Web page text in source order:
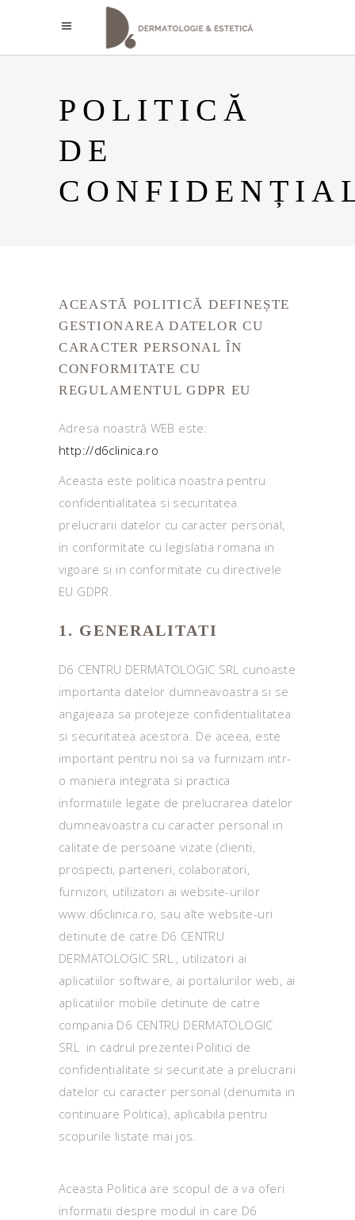
POLITICĂ
DE
ACEASTĂ POLITICĂ DEFINEȘTE
GESTIONAREA DATELOR CU
CARACTER PERSONAL ÎN
CONFORMITATE CU
REGULAMENTUL GDPR EU
Adresa noastră WEB este:
http://d6clinica.ro
Aceasta este politica noastra pentru
confidentialitatea si securitatea
prelucrarii datelor cu caracter personal,
in conformitate cu legislatia romana in
vigoare si in conformitate cu directivele
EU GDPR.
1. GENERALITATI
D6 CENTRU DERMATOLOGIC SRL cunoaste
importanta datelor dumneavoastra si se
angajeaza sa protejeze confidentialitatea
si securitatea acestora. De aceea, este
important pentru noi sa va furnizam intr-
o maniera integrata si practica
informatiile legate de prelucrarea datelor
dumneavoastra cu caracter personal in
calitate de persoane vizate (clienti,
prospecti, parteneri, colaboratori,
furnizori, utilizatori ai website-urilor
www.d6clinica.ro, sau alte website-uri
detinute de catre D6 CENTRU
DERMATOLOGIC SRL , utilizatori ai
aplicatiilor software, ai portalurilor web, ai
aplicatiilor mobile detinute de catre
compania D6 CENTRU DERMATOLOGIC
SRL in cadrul prezentei Politici de
confidentialitate si securitate a prelucrarii
datelor cu caracter personal (denumita in
continuare Politica), aplicabila pentru
scopurile listate mai jos.
Aceasta Politica are scopul de a va oferi
informatii despre modul in care D6